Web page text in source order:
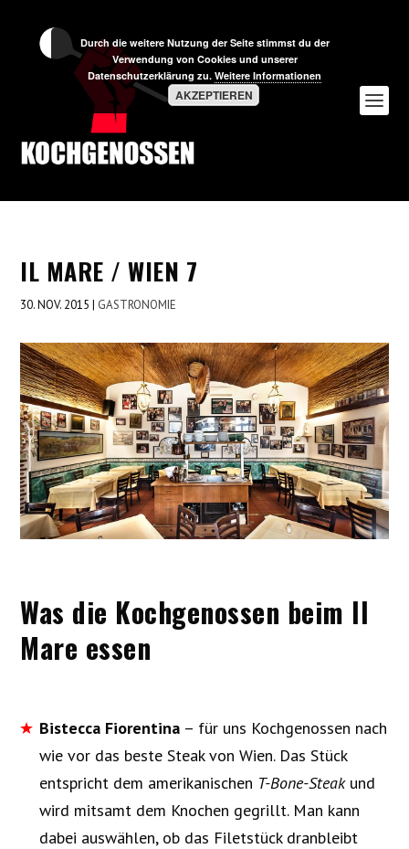
IL MARE / WIEN 7
30. NOV. 2015 | GASTRONOMIE
Was die Kochgenossen beim Il
Mare essen
Bistecca Fiorentina– für uns Kochgenossen nach
wie vor das beste Steak von Wien. Das Stück
entspricht dem amerikanischen T-Bone-Steakund
wird mitsamt dem Knochen gegrillt. Man kann
dabei auswählen, ob das Filetstück dranbleibt
Durch die weitere Nutzung der Seite stimmst du der
Verwendung von Cookies und unserer
Datenschutzerklärung zu. Weitere Informationen
AKZEPTIEREN